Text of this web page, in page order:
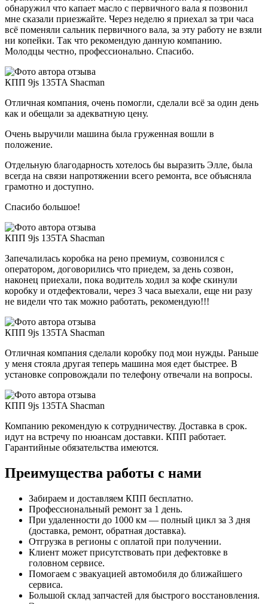
обнаружил что капает масло с первичного вала я позвонил
мне сказали приезжайте. Через неделю я приехал за три часа
всё поменяли сальник первичного вала, за эту работу не взяли
ни копейки. Так что рекомендую данную компанию.
Молодцы честно, профессионально. Спасибо.
КПП 9js 135TA Shacman
Отличная компания, очень помогли, сделали всё за один день
как и обещали за адекватную цену.
Очень выручили машина была груженная вошли в
положение.
Отдельную благодарность хотелось бы выразить Элле, была
всегда на связи напротяжении всего ремонта, все объясняла
грамотно и доступно.
Спасибо большое!
КПП 9js 135TA Shacman
Запечалилась коробка на рено премиум, созвонился с
оператором, договорились что приедем, за день созвон,
наконец приехали, пока водитель ходил за кофе скинули
коробку и отдефектовали, через 3 часа выехали, еще ни разу
не видели что так можно работать, рекомендую!!!
КПП 9js 135TA Shacman
Отличная компания сделали коробку под мои нужды. Раньше
у меня стояла другая теперь машина моя едет быстрее. В
установке сопровождали по телефону отвечали на вопросы.
КПП 9js 135TA Shacman
Компанию рекомендую к сотрудничеству. Доставка в срок.
идут на встречу по нюансам доставки. КПП работает.
Гарантийные обязательства имеются.
Преимущества работы с нами
Забираем и доставляем КПП бесплатно.
Профессиональный ремонт за 1 день.
При удаленности до 1000 км — полный цикл за 3 дня
(доставка, ремонт, обратная доставка).
Отгрузка в регионы с оплатой при получении.
Клиент может присутствовать при дефектовке в
головном сервисе.
Помогаем с эвакуацией автомобиля до ближайшего
сервиса.
Большой склад запчастей для быстрого восстановления.